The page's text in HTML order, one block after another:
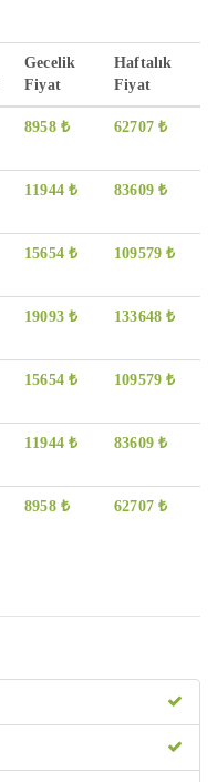
Gecelik
Fiyat
Haftalık
Fiyat
8958 ₺ 62707 ₺
11944 ₺ 83609 ₺
15654 ₺ 109579 ₺
19093 ₺ 133648 ₺
15654 ₺ 109579 ₺
11944 ₺ 83609 ₺
8958 ₺ 62707 ₺